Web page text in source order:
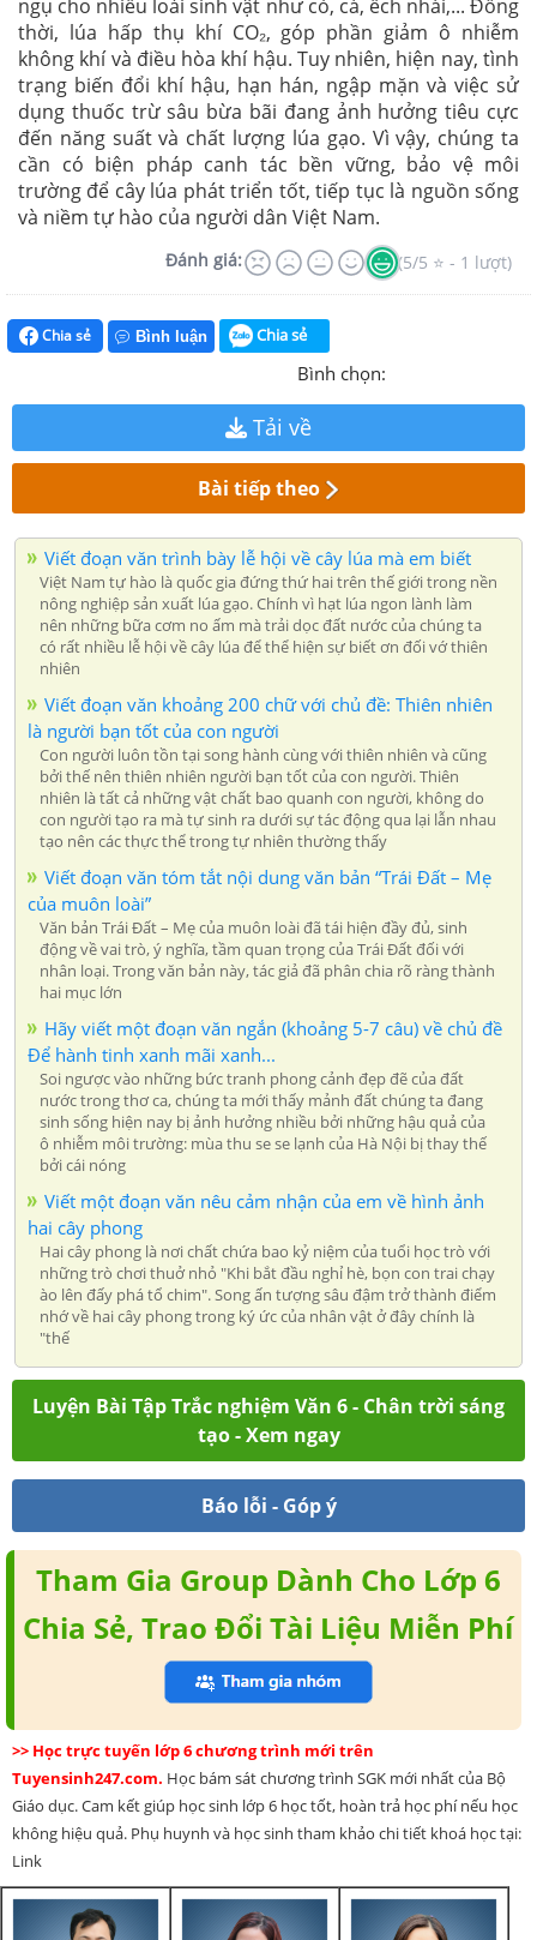
ngụ cho nhiều loài sinh vật như cò, cá, ếch nhái,... Đồng
thời, lúa hấp thụ khí CO₂, góp phần giảm ô nhiễm
không khí và điều hòa khí hậu. Tuy nhiên, hiện nay, tình
trạng biến đổi khí hậu, hạn hán, ngập mặn và việc sử
dụng thuốc trừ sâu bừa bãi đang ảnh hưởng tiêu cực
đến năng suất và chất lượng lúa gạo. Vì vậy, chúng ta
cần có biện pháp canh tác bền vững, bảo vệ môi
trường để cây lúa phát triển tốt, tiếp tục là nguồn sống
và niềm tự hào của người dân Việt Nam.
Đánh giá: (5/5 ⭐ - 1 lượt)
Chia sẻ Bình luận Chia sẻ
Bình chọn:
Tải về
Bài tiếp theo
Viết đoạn văn trình bày lễ hội về cây lúa mà em biết
Việt Nam tự hào là quốc gia đứng thứ hai trên thế giới trong nền
nông nghiệp sản xuất lúa gạo. Chính vì hạt lúa ngon lành làm
nên những bữa cơm no ấm mà trải dọc đất nước của chúng ta
có rất nhiều lễ hội về cây lúa để thể hiện sự biết ơn đối vớ thiên
nhiên
Viết đoạn văn khoảng 200 chữ với chủ đề: Thiên nhiên
là người bạn tốt của con người
Con người luôn tồn tại song hành cùng với thiên nhiên và cũng
bởi thế nên thiên nhiên người bạn tốt của con người. Thiên
nhiên là tất cả những vật chất bao quanh con người, không do
con người tạo ra mà tự sinh ra dưới sự tác động qua lại lẫn nhau
tạo nên các thực thể trong tự nhiên thường thấy
Viết đoạn văn tóm tắt nội dung văn bản “Trái Đất – Mẹ
của muôn loài”
Văn bản Trái Đất – Mẹ của muôn loài đã tái hiện đầy đủ, sinh
động về vai trò, ý nghĩa, tầm quan trọng của Trái Đất đối với
nhân loại. Trong văn bản này, tác giả đã phân chia rõ ràng thành
hai mục lớn
Hãy viết một đoạn văn ngắn (khoảng 5-7 câu) về chủ đề
Để hành tinh xanh mãi xanh...
Soi ngược vào những bức tranh phong cảnh đẹp đẽ của đất
nước trong thơ ca, chúng ta mới thấy mảnh đất chúng ta đang
sinh sống hiện nay bị ảnh hưởng nhiều bởi những hậu quả của
ô nhiễm môi trường: mùa thu se se lạnh của Hà Nội bị thay thế
bởi cái nóng
Viết một đoạn văn nêu cảm nhận của em về hình ảnh
hai cây phong
Hai cây phong là nơi chất chứa bao kỷ niệm của tuổi học trò với
những trò chơi thuở nhỏ "Khi bắt đầu nghỉ hè, bọn con trai chạy
ào lên đấy phá tổ chim". Song ấn tượng sâu đậm trở thành điểm
nhớ về hai cây phong trong ký ức của nhân vật ở đây chính là
"thế
Luyện Bài Tập Trắc nghiệm Văn 6 - Chân trời sáng
tạo - Xem ngay
Báo lỗi - Góp ý
Tham Gia Group Dành Cho Lớp 6
Chia Sẻ, Trao Đổi Tài Liệu Miễn Phí
>> Học trực tuyến lớp 6 chương trình mới trên
Tuyensinh247.com. Học bám sát chương trình SGK mới nhất của Bộ
Giáo dục. Cam kết giúp học sinh lớp 6 học tốt, hoàn trả học phí nếu học
không hiệu quả. Phụ huynh và học sinh tham khảo chi tiết khoá học tại:
Link